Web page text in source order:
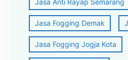
Jasa Fogging Demak
Jasa Fogging Jogja Kota